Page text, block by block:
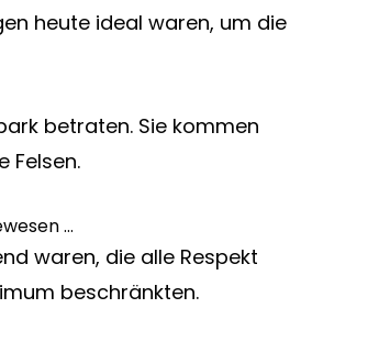
heute ideal waren, um die
betraten. Sie kommen
Felsen.
waren, die alle Respekt
beschränkten.